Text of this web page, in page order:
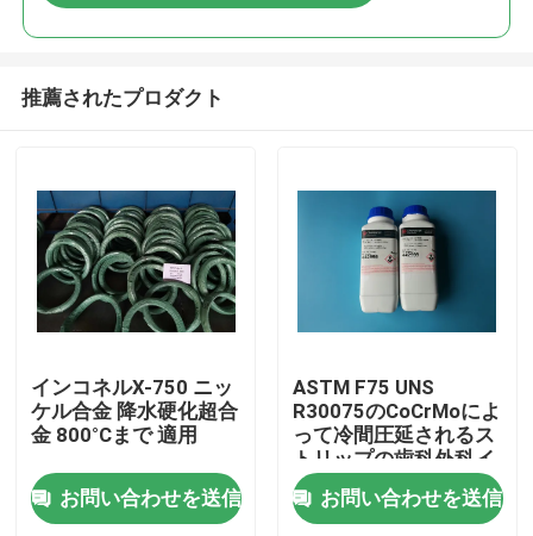
推薦されたプロダクト
インコネルX-750 ニッ
ケル合金 降水硬化超合
金 800°Cまで 適用
お問い合わせを送信
ASTM F75 UNS
R30075のCoCrMoによ
って冷間圧延されるス
トリップの歯科外科イ
ンプラント塗布
お問い合わせを送信